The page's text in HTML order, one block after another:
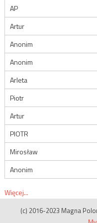
AP
Artur
Anonim
Anonim
Arleta
Piotr
Artur
PIOTR
Mirosław
Anonim
Więcej...
(c) 2016-2023 Magna